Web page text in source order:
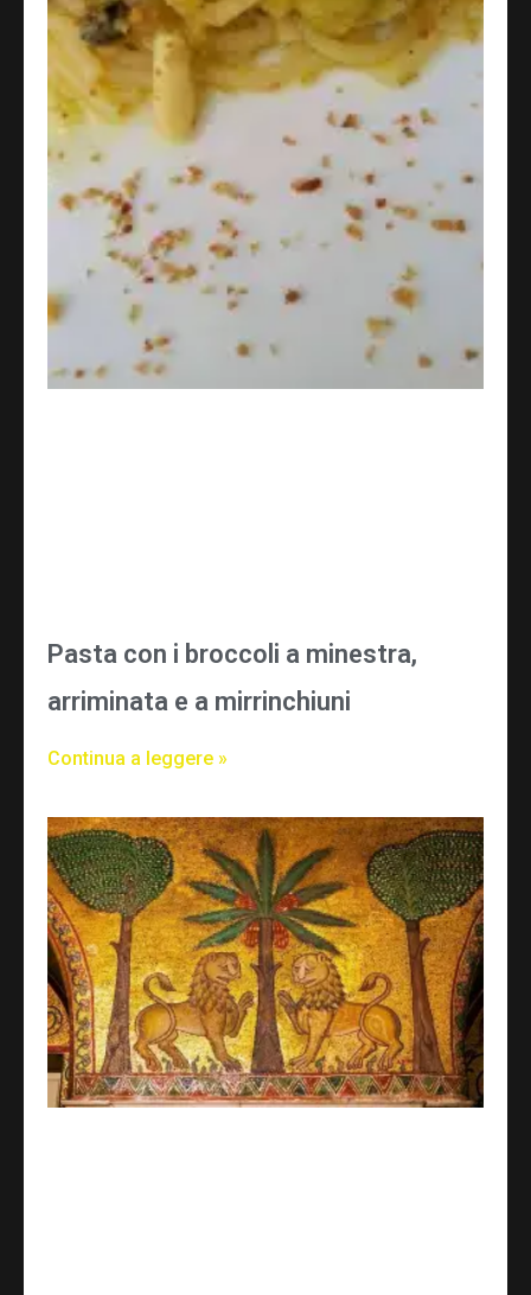
Pasta con i broccoli a minestra,
arriminata e a mirrinchiuni
Continua a leggere »